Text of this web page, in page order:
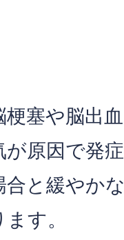
梗塞や脳出
が原因で発
合と緩やか
ます。